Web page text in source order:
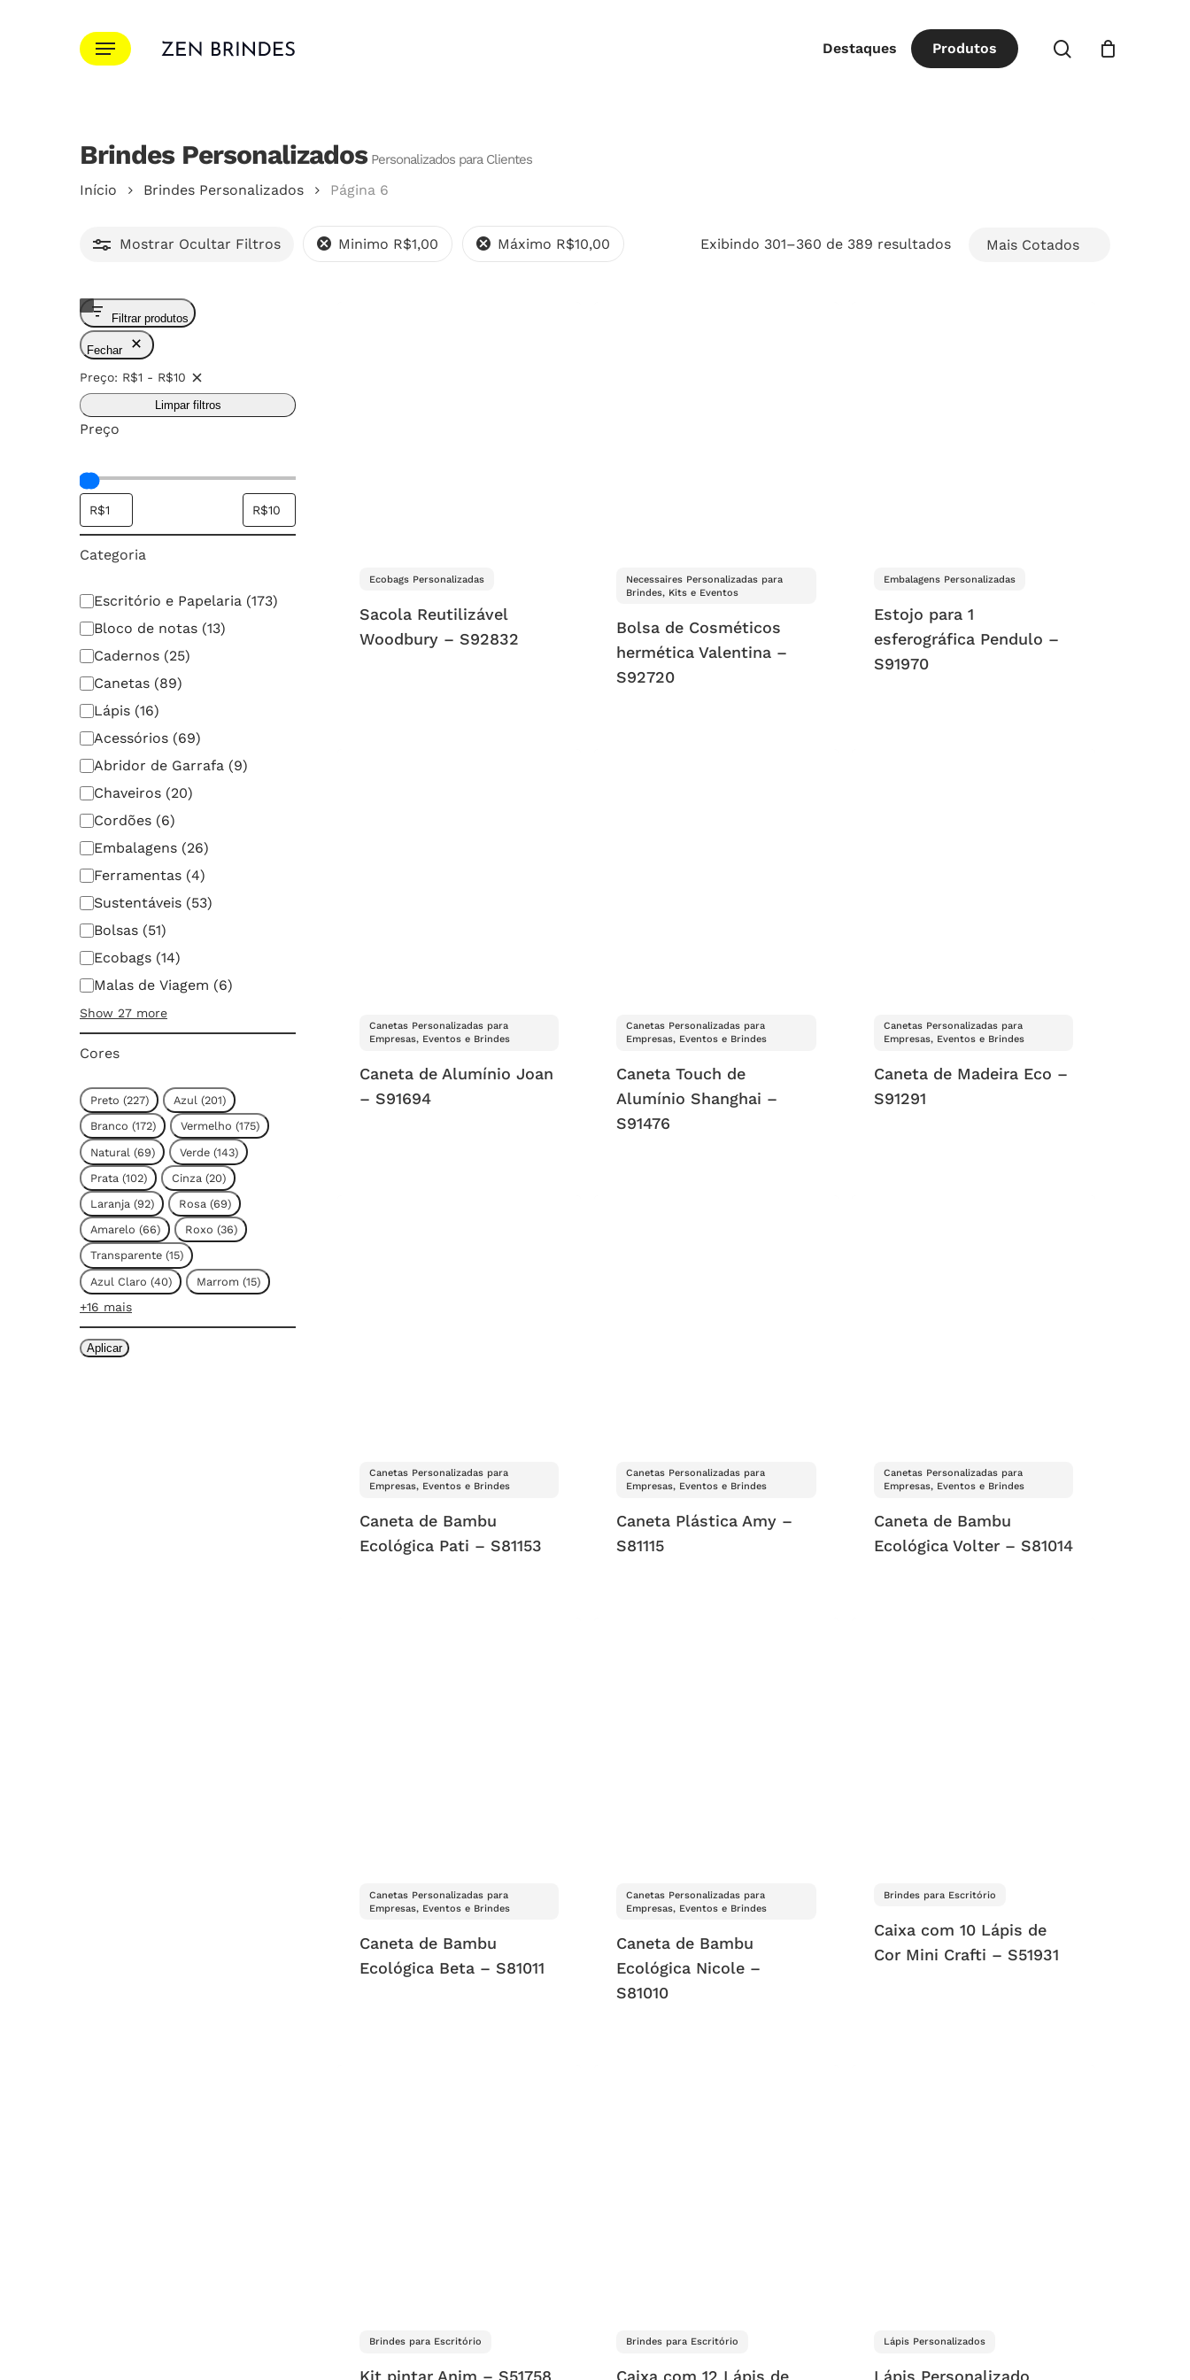
Pressione Enter para pesquisar ou ESC para fechar.
Menu
Destaques Produtos procurar
Brindes PersonalizadosPersonalizados para Clientes
Início Brindes Personalizados Página 6
Mostrar Ocultar Filtros Minimo R$1,00 Máximo R$10,00 Exibindo 301–360 de 389 resultadosClassificado
Filtrar produtos
Fechar
Preço: R$1 - R$10 Remover
filtro:
Preço:
Limpar filtros
Preço
Categoria
Categoria
Escritório e Papelaria (173)
Bloco de notas (13)
Cadernos (25)
Canetas (89)
Lápis (16)
Acessórios (69)
Abridor de Garrafa (9)
Chaveiros (20)
Cordões (6)
Embalagens (26)
Ferramentas (4)
Sustentáveis (53)
Bolsas (51)
Ecobags (14)
Malas de Viagem (6)
Show 27 more
Cores
CorPreto (227 ) Azul (201 )
Branco (172 ) Vermelho (175 )
Natural (69 ) Verde (143 )
Prata (102 ) Cinza (20 )
Laranja (92 ) Rosa (69 )
Amarelo (66 ) Roxo (36 )
Transparente (15 )
Azul Claro (40 ) Marrom (15 )
+16 mais
Aplicar
Ecobags Personalizadas
Sacola Reutilizável
Woodbury – S92832
Necessaires Personalizadas para
Brindes, Kits e Eventos
Bolsa de Cosméticos
hermética Valentina –
S92720
Embalagens Personalizadas
Estojo para 1
esferográfica Pendulo –
S91970
Canetas Personalizadas para
Empresas, Eventos e Brindes
Caneta de Alumínio Joan
– S91694
Canetas Personalizadas para
Empresas, Eventos e Brindes
Caneta Touch de
Alumínio Shanghai –
S91476
Canetas Personalizadas para
Empresas, Eventos e Brindes
Caneta de Madeira Eco –
S91291
Canetas Personalizadas para
Empresas, Eventos e Brindes
Caneta de Bambu
Ecológica Pati – S81153
Canetas Personalizadas para
Empresas, Eventos e Brindes
Caneta Plástica Amy –
S81115
Canetas Personalizadas para
Empresas, Eventos e Brindes
Caneta de Bambu
Ecológica Volter – S81014
Canetas Personalizadas para
Empresas, Eventos e Brindes
Caneta de Bambu
Ecológica Beta – S81011
Canetas Personalizadas para
Empresas, Eventos e Brindes
Caneta de Bambu
Ecológica Nicole –
S81010
Brindes para Escritório
Caixa com 10 Lápis de
Cor Mini Crafti – S51931
Brindes para Escritório
Kit pintar Anim – S51758
Brindes para Escritório
Caixa com 12 Lápis de
Lápis Personalizados
Lápis Personalizado